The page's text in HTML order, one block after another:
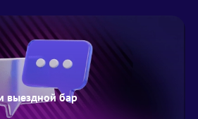
выездной бар